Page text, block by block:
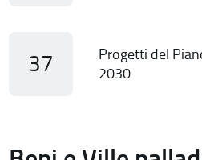
37
Progetti del
2030